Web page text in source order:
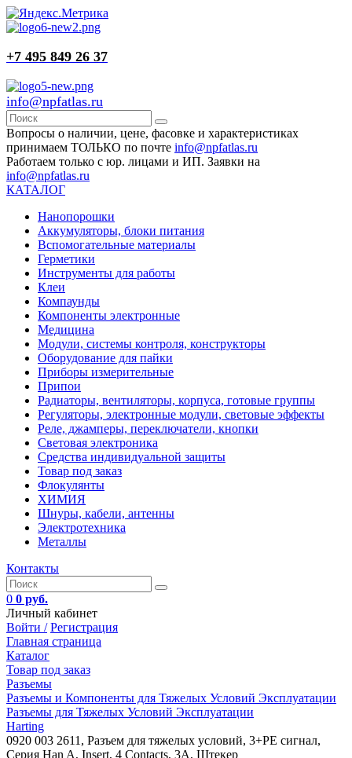
+7 495 849 26 37
info@npfatlas.ru
Вопросы о наличии, цене, фасовке и характеристиках
принимаем ТОЛЬКО по почте info@npfatlas.ru
Работаем только с юр. лицами и ИП. Заявки на
info@npfatlas.ru
КАТАЛОГ
Нанопорошки
Аккумуляторы, блоки питания
Вспомогательные материалы
Герметики
Инструменты для работы
Клеи
Компаунды
Компоненты электронные
Медицина
Модули, системы контроля, конструкторы
Оборудование для пайки
Приборы измерительные
Припои
Радиаторы, вентиляторы, корпуса, готовые группы
Регуляторы, электронные модули, световые эффекты
Реле, джамперы, переключатели, кнопки
Световая электроника
Средства индивидуальной защиты
Товар под заказ
Флокулянты
ХИМИЯ
Шнуры, кабели, антенны
Электротехника
Металлы
Контакты
0 0 руб.
Личный кабинет
Войти / Регистрация
Главная страница
Каталог
Товар под заказ
Разъемы
Разъемы и Компоненты для Тяжелых Условий Эксплуатации
Разъемы для Тяжелых Условий Эксплуатации
Harting
0920 003 2611, Разъем для тяжелых условий, 3+PE сигнал,
Серия Han A, Insert, 4 Contacts, 3A, Штекер